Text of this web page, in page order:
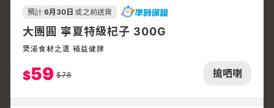
搶哂喇
預計 6月30日 或之前送貨
大團圓 寧夏特級杞子 300G
煲湯食材之選 補益健脾
$59 $78